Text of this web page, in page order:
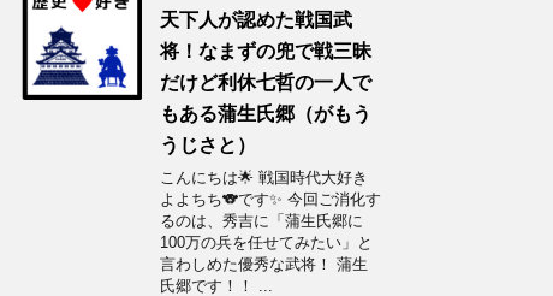
天下人が認めた戦国武
将！なまずの兜で戦三昧
だけど利休七哲の一人で
もある蒲生氏郷（がもう
うじさと）
こんにちは🌟 戦国時代大好き
よよちち🐨です✨ 今回ご消化す
るのは、秀吉に「蒲生氏郷に
100万の兵を任せてみたい」と
言わしめた優秀な武将！ 蒲生
氏郷です！！ ...